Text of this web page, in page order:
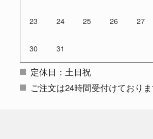
23 24 25 26 27
30 31
定休日：土日祝
ご注文は24時間受付けており